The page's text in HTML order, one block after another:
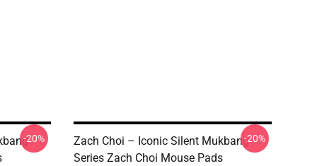
-20%
Zach Choi – Iconic Silent Mukbang
Series Zach Choi Mouse Pads
-20%